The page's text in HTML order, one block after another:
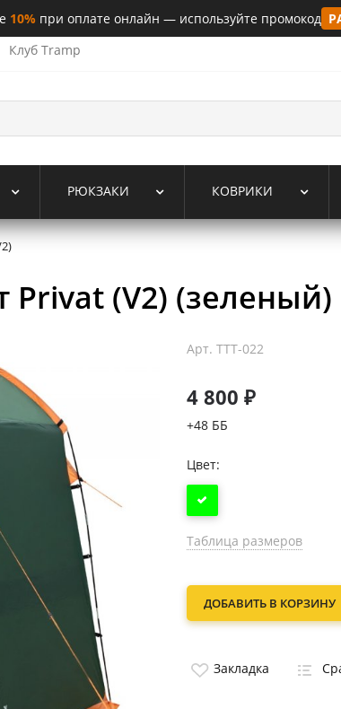
10%при оплате онлайн — используйте промокод
Клуб Tramp
РЮКЗАКИ КОВРИКИ
Privat (V2) (зеленый)
Арт. TTT-022
4 800 ₽
+48 ББ
Цвет:
Таблица размеров
ДОБАВИТЬ В КОРЗИНУ
Закладка